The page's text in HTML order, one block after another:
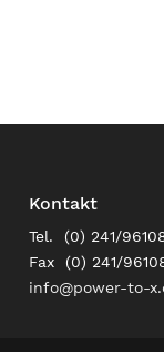
Kontakt
Tel. (0) 241/
Fax (0) 241/
info@power-to-